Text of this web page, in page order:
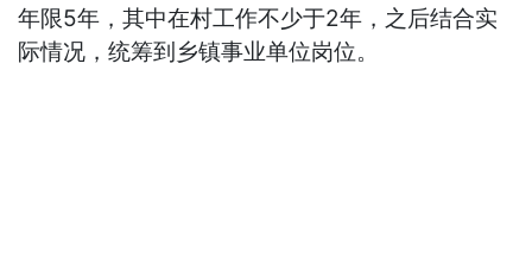
年限5年，其中在村工作不少于2年，之后结合实
际情况，统筹到乡镇事业单位岗位。